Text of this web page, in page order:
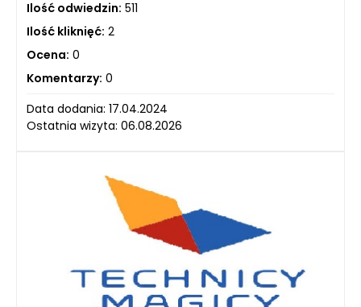
Ilość odwiedzin: 511
Ilość kliknięć: 2
Ocena: 0
Komentarzy: 0
Data dodania: 17.04.2024
Ostatnia wizyta: 06.08.2026